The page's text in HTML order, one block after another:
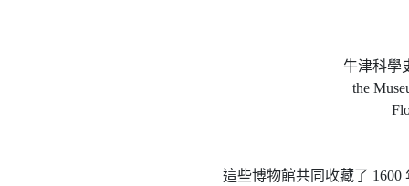
牛津科學
the
這些博物館共同收藏了